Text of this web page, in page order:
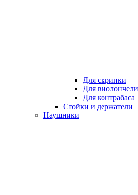
Для скрипки
Для виолончели
Для контрабаса
Стойки и держатели
Наушники